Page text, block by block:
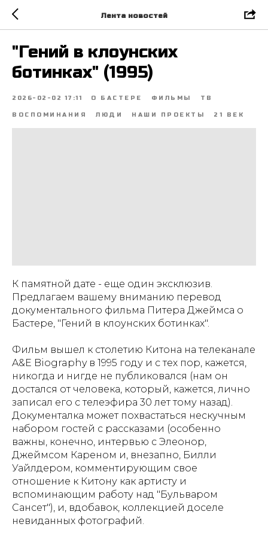
Лента новостей
"Гений в клоунских
ботинках" (1995)
2026-02-02 17:11 О БАСТЕРЕ ФИЛЬМЫ ТВ
ВОСПОМИНАНИЯ ЛЮДИ НАШИ ПРОЕКТЫ 21 ВЕК
К памятной дате - еще один эксклюзив.
Предлагаем вашему вниманию перевод
документального фильма Питера Джеймса о
Бастере, "Гений в клоунских ботинках".
Фильм вышел к столетию Китона на телеканале
A&E Biography в 1995 году и с тех пор, кажется,
никогда и нигде не публиковался (нам он
достался от человека, который, кажется, лично
записал его с телеэфира 30 лет тому назад).
Документалка может похвастаться нескучным
набором гостей с рассказами (особенно
важны, конечно, интервью с Элеонор,
Джеймсом Кареном и, внезапно, Билли
Уайлдером, комментирующим свое
отношение к Китону как артисту и
вспоминающим работу над "Бульваром
Сансет"), и, вдобавок, коллекцией доселе
невиданных фотографий.